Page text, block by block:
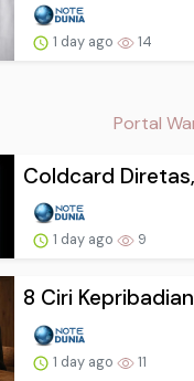
1 day ago 14
Portal
Coldcard
1 day ago 9
8 Ciri
1 day ago 11